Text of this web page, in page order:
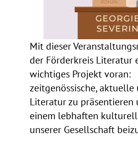
Mit dieser
der Förderkreis Literatur
wichtiges Projekt voran:
zeitgenössische, aktuelle
Literatur zu präsentieren
einem lebhaften
unserer Gesellschaft